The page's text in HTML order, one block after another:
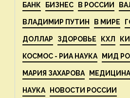
БАНК БИЗНЕС В РОССИИ
ВЛАДИМИР ПУТИН В МИРЕ
ДОЛЛАР ЗДОРОВЬЕ КХЛ
КОСМОС - РИА НАУКА МИД
МАРИЯ ЗАХАРОВА МЕДИЦИНА
НАУКА НОВОСТИ РОССИИ